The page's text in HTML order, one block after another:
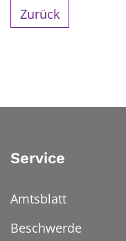
Zurück
Service
Amtsblatt
Beschwerde